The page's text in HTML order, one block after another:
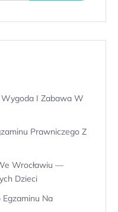
Wygoda I Zabawa W
Prawniczego Z
Wrocławiu —
Dzieci
Na